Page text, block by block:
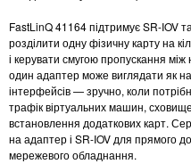
FastLinQ 41164 підтримує SR-IOV
розділити одну фізичну карту на
і керувати смугою пропускання
один адаптер може виглядати як
інтерфейсів — зручно, коли
трафік віртуальних машин,
встановлення додаткових карт.
на адаптер і SR-IOV для прямого
мережевого обладнання.